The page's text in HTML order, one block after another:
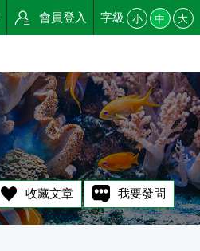
會員登入 字級 小 中 大
收藏文章 我要發問